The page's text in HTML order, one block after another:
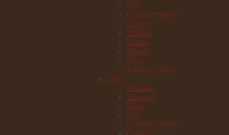
Září
Červenec/Srpen
Červen
Květen
Duben
Březen
Únor
Vánoce/Leden
2008
Prosinec
Listopad
Říjen
Září
Červenec/Srpen